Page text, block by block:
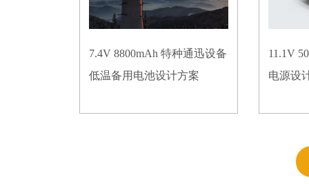
7.4V 8800mAh 特种通迅设备
低温备用电池设计方案
11.1V
电源设